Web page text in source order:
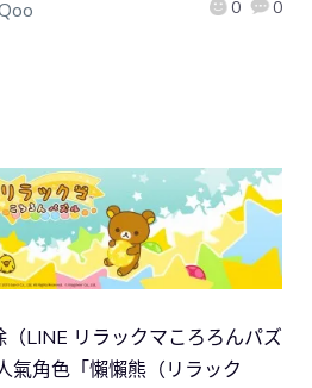
0 0
（LINE リラックマころろんパズ
氣角色「懶懶熊（リラック